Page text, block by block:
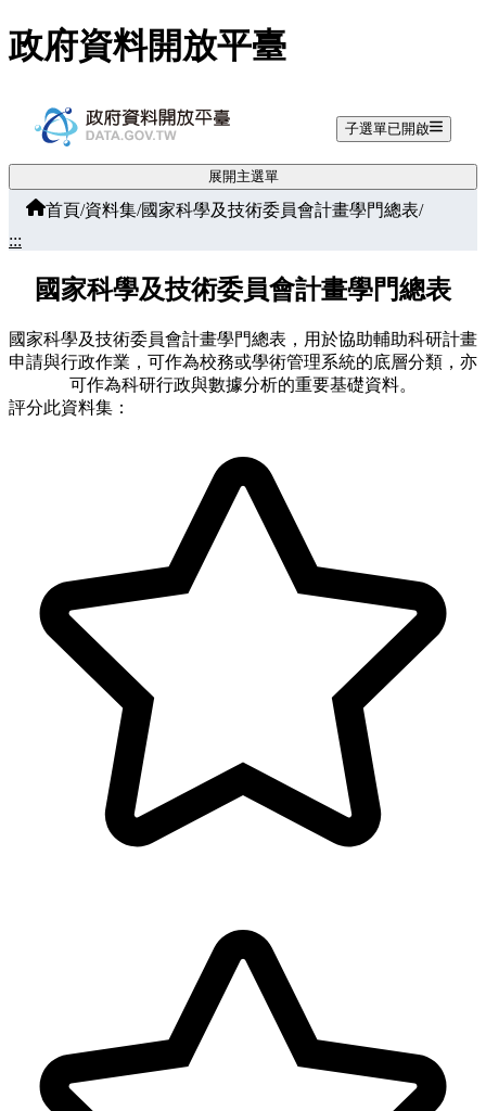
跳至主要內容
政府資料開放平臺
子選單已開啟
展開主選單
首頁/資料集/國家科學及技術委員會計畫學門總表/
:::
國家科學及技術委員會計畫學門總表
國家科學及技術委員會計畫學門總表，用於協助輔助科研計畫
申請與行政作業，可作為校務或學術管理系統的底層分類，亦
可作為科研行政與數據分析的重要基礎資料。
評分此資料集：